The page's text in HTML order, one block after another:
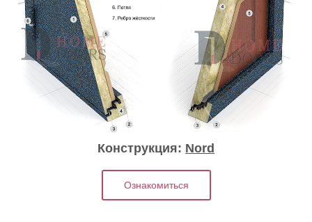
Конструкция: Nord
Ознакомиться